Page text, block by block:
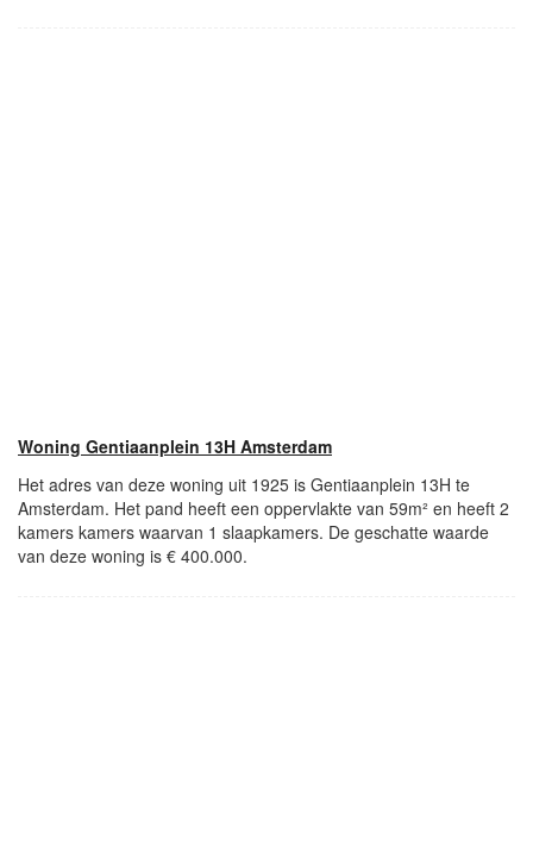
Woning Gentiaanplein 13H Amsterdam
Het adres van deze woning uit 1925 is Gentiaanplein 13H te
Amsterdam. Het pand heeft een oppervlakte van 59m² en heeft 2
kamers kamers waarvan 1 slaapkamers. De geschatte waarde
van deze woning is € 400.000.